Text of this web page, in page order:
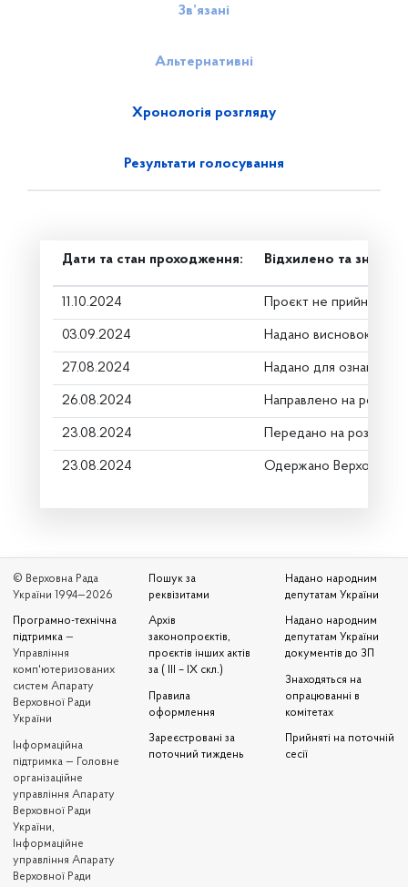
Зв’язані
Альтернативні
Хронологія розгляду
Результати голосування
Дати та стан проходження: Відхилено та знято
11.10.2024 Проєкт не прийнято
03.09.2024 Надано висновок
27.08.2024 Надано для
26.08.2024 Направлено на
23.08.2024 Передано на розгляд
23.08.2024 Одержано Верховною
© Верховна Рада
України 1994—2026
Програмно-технічна
підтримка —
Управління
комп'ютеризованих
систем Апарату
Верховної Ради
України
Iнформаційна
підтримка — Головне
організаційне
управління Апарату
Верховної Ради
України,
Інформаційне
управління Апарату
Верховної Ради
Пошук за
реквізитами
Архів
законопроєктів,
проєктів інших актів
за ( III – IX скл.)
Правила
оформлення
Зареєстровані за
поточний тиждень
Надано народним
депутатам України
Надано народним
депутатам України
документів до ЗП
Знаходяться на
опрацюванні в
комітетах
Прийняті на поточній
сесії